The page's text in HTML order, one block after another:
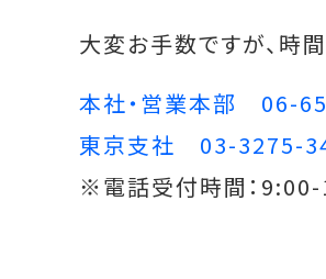
大変お手数ですが、時
本社・営業本部 06-
東京支社 03-3275-
※電話受付時間：9:00-